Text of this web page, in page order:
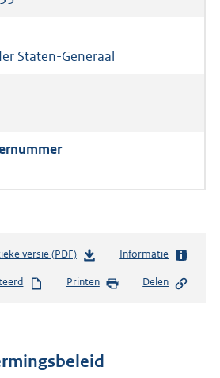
Staten-Generaal
versie (PDF)b
s
d
s
Informatie
Printen Delen